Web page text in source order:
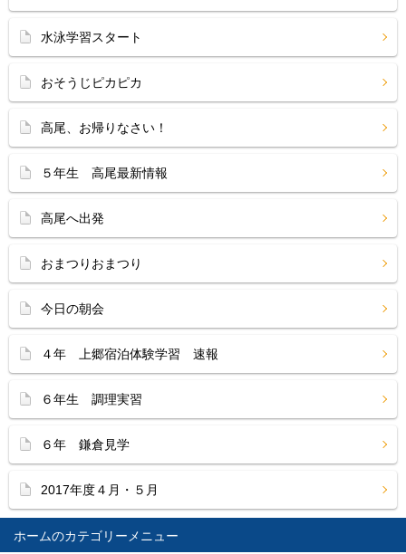
ホーム
水泳学習スタート
おそうじピカピカ
高尾、お帰りなさい！
５年生 高尾最新情報
高尾へ出発
おまつりおまつり
今日の朝会
４年 上郷宿泊体験学習 速報
６年生 調理実習
６年 鎌倉見学
2017年度４月・５月